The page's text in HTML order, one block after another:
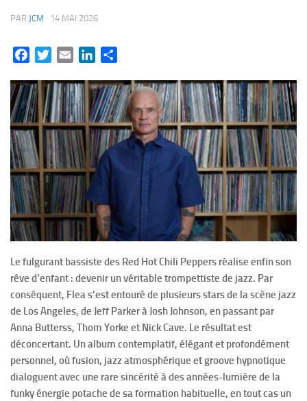
PAR JCM · 14 MAI 2026
FacebookTwitterEmail LinkedIn
Le fulgurant bassiste des Red Hot Chili Peppers réalise enfin son
rêve d’enfant : devenir un véritable trompettiste de jazz. Par
conséquent, Flea s’est entouré de plusieurs stars de la scène jazz
de Los Angeles, de Jeff Parker à Josh Johnson, en passant par
Anna Butterss, Thom Yorke et Nick Cave. Le résultat est
déconcertant. Un album contemplatif, élégant et profondément
personnel, où fusion, jazz atmosphérique et groove hypnotique
dialoguent avec une rare sincérité à des années-lumière de la
funky énergie potache de sa formation habituelle, en tout cas un